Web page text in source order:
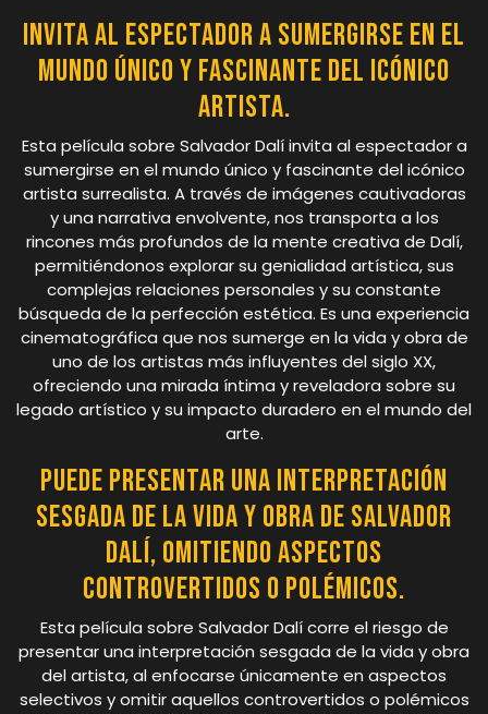
Invita al espectador a sumergirse en el
mundo único y fascinante del icónico
artista.
Esta película sobre Salvador Dalí invita al espectador a
sumergirse en el mundo único y fascinante del icónico
artista surrealista. A través de imágenes cautivadoras
y una narrativa envolvente, nos transporta a los
rincones más profundos de la mente creativa de Dalí,
permitiéndonos explorar su genialidad artística, sus
complejas relaciones personales y su constante
búsqueda de la perfección estética. Es una experiencia
cinematográfica que nos sumerge en la vida y obra de
uno de los artistas más influyentes del siglo XX,
ofreciendo una mirada íntima y reveladora sobre su
legado artístico y su impacto duradero en el mundo del
arte.
Puede presentar una interpretación
sesgada de la vida y obra de Salvador
Dalí, omitiendo aspectos
controvertidos o polémicos.
Esta película sobre Salvador Dalí corre el riesgo de
presentar una interpretación sesgada de la vida y obra
del artista, al enfocarse únicamente en aspectos
selectivos y omitir aquellos controvertidos o polémicos